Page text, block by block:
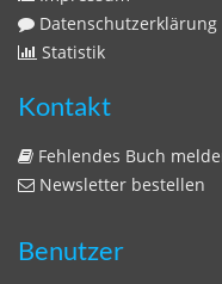
Statistik
Kontakt
Fehlendes Buch melden
Newsletter bestellen
Login